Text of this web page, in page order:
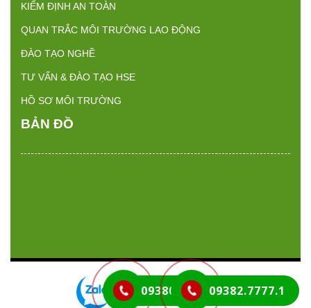
KIỂM ĐỊNH AN TOÀN
QUAN TRẮC MÔI TRƯỜNG LAO ĐỘNG
ĐÀO TẠO NGHỀ
TƯ VẤN & ĐÀO TẠO HSE
HỒ SƠ MÔI TRƯỜNG
BẢN ĐỒ
09380.7777.1
Thiết kế website bởi QCV Group
09382.7777.1